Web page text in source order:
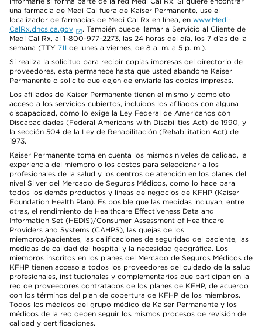
una farmacia de Medi Cal fuera de Kaiser Permanente, use el
localizador de farmacias de Medi Cal Rx en línea, en www.Medi-
CalRx.dhcs.ca.gov
. También puede llamar a Servicio al Cliente de
Medi Cal Rx, al 1-800-977-2273, las 24 horas del día, los 7 días de la
semana (TTY 711 de lunes a viernes, de 8 a. m. a 5 p. m.).
Si realiza la solicitud para recibir copias impresas del directorio de
proveedores, esta permanece hasta que usted abandone Kaiser
Permanente o solicite que dejen de enviarle las copias impresas.
Los afiliados de Kaiser Permanente tienen el mismo y completo
acceso a los servicios cubiertos, incluidos los afiliados con alguna
discapacidad, como lo exige la Ley Federal de Americanos con
Discapacidades (Federal Americans with Disabilities Act) de 1990, y
la sección 504 de la Ley de Rehabilitación (Rehabilitation Act) de
1973.
Kaiser Permanente toma en cuenta los mismos niveles de calidad, la
experiencia del miembro o los costos para seleccionar a los
profesionales de la salud y los centros de atención en los planes del
nivel Silver del Mercado de Seguros Médicos, como lo hace para
todos los demás productos y líneas de negocios de KFHP (Kaiser
Foundation Health Plan). Es posible que las medidas incluyan, entre
otras, el rendimiento de Healthcare Effectiveness Data and
Information Set (HEDIS)/Consumer Assessment of Healthcare
Providers and Systems (CAHPS), las quejas de los
miembros/pacientes, las calificaciones de seguridad del paciente, las
medidas de calidad del hospital y la necesidad geográfica. Los
miembros inscritos en los planes del Mercado de Seguros Médicos de
KFHP tienen acceso a todos los proveedores del cuidado de la salud
profesionales, institucionales y complementarios que participan en la
red de proveedores contratados de los planes de KFHP, de acuerdo
con los términos del plan de cobertura de KFHP de los miembros.
Todos los médicos del grupo médico de Kaiser Permanente y los
médicos de la red deben seguir los mismos procesos de revisión de
calidad y certificaciones.